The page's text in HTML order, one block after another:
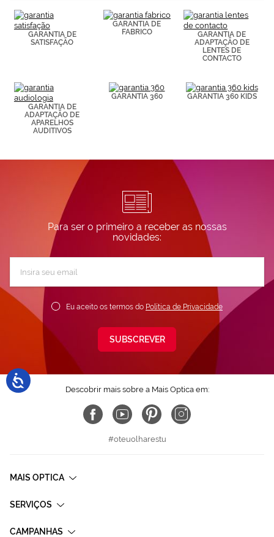
de páginas
visitadas).
Puedes
consultar más
Cookies.
GARANTIA DE
SATISFAÇÃO
GARANTIA DE
FABRICO
GARANTIA DE
ADAPTAÇÃO DE
LENTES DE
CONTACTO
GARANTIA DE
ADAPTAÇÃO DE
APARELHOS
AUDITIVOS
GARANTIA 360 GARANTIA 360 KIDS
Para ser o primeiro a receber as nossas
novidades:
Newsletter:
Eu aceito os termos do Política de Privacidade
SUBSCREVER
Descobrir mais sobre a Mais Optica em:
#oteuolharestu
MAIS OPTICA
SERVIÇOS
CAMPANHAS